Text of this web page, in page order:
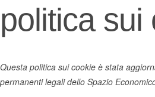
politica sui
Questa politica sui cookie è stata
permanenti legali dello Spazio